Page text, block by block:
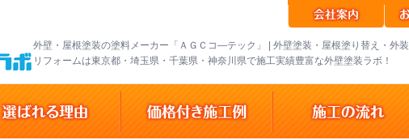
外壁・屋根塗装の塗料メーカー「ＡＧＣコ―テック」 | 外壁塗装・屋根塗り替え・外装
リフォームは東京都・埼玉県・千葉県・神奈川県で施工実績豊富な外壁塗装ラボ！